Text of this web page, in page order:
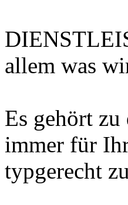
allem was
Es gehört zu
immer für
typgerecht